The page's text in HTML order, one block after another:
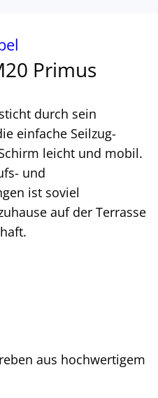
Primus
durch sein
einfache Seilzug-
leicht und mobil.
und
ist soviel
auf der Terrasse
aus hochwertigem